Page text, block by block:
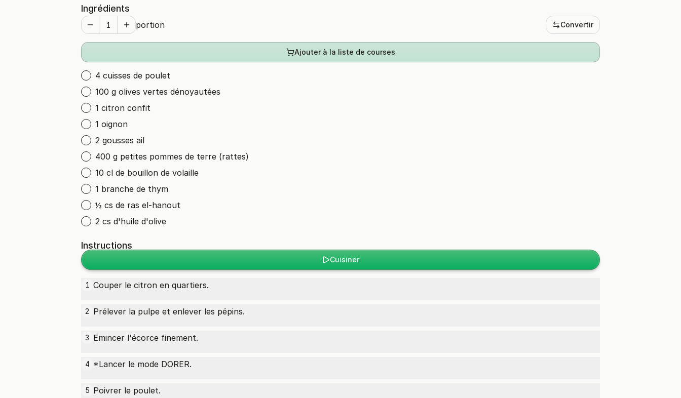
Ingrédients
portion Convertir
Ajouter à la liste de courses
4 cuisses de poulet
100 g olives vertes dénoyautées
1 citron confit
1 oignon
2 gousses ail
400 g petites pommes de terre (rattes)
10 cl de bouillon de volaille
1 branche de thym
½ cs de ras el-hanout
2 cs d'huile d'olive
Instructions
Cuisiner
1 Couper le citron en quartiers.
2 Prélever la pulpe et enlever les pépins.
3 Emincer l'écorce finement.
4 *Lancer le mode DORER.
5 Poivrer le poulet.